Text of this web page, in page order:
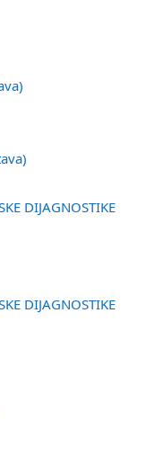
DIJAGNOSTIKE
DIJAGNOSTIKE